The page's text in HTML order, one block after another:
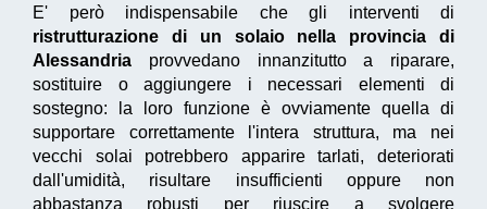
E' però indispensabile che gli interventi di
ristrutturazione di un solaio nella provincia di
Alessandria provvedano innanzitutto a riparare,
sostituire o aggiungere i necessari elementi di
sostegno: la loro funzione è ovviamente quella di
supportare correttamente l'intera struttura, ma nei
vecchi solai potrebbero apparire tarlati, deteriorati
dall'umidità, risultare insufficienti oppure non
abbastanza robusti per riuscire a svolgere